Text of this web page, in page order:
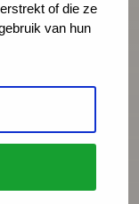
of die ze
van hun
NCJ het
de JGZ’.
het